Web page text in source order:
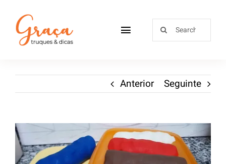
Receitas
Sobre
Loja
Anterior Seguinte